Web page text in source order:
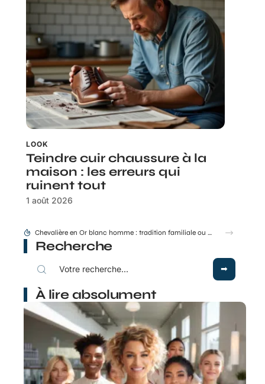
LOOK
Teindre cuir chaussure à la
maison : les erreurs qui
ruinent tout
1 août 2026
Montant Stil ML 48 50 : conseils de pose et d’entraxe
Recherche
À lire absolument